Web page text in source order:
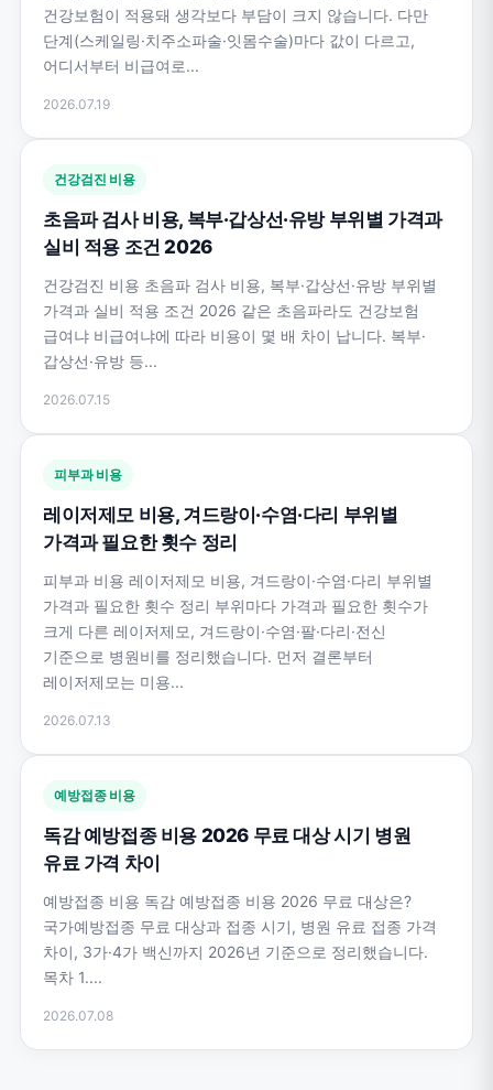
건강보험이 적용돼 생각보다 부담이 크지 않습니다. 다만
단계(스케일링·치주소파술·잇몸수술)마다 값이 다르고,
어디서부터 비급여로...
2026.07.19
건강검진 비용
초음파 검사 비용, 복부·갑상선·유방 부위별 가격과
실비 적용 조건 2026
건강검진 비용 초음파 검사 비용, 복부·갑상선·유방 부위별
가격과 실비 적용 조건 2026 같은 초음파라도 건강보험
급여냐 비급여냐에 따라 비용이 몇 배 차이 납니다. 복부·
갑상선·유방 등...
2026.07.15
피부과 비용
레이저제모 비용, 겨드랑이·수염·다리 부위별
가격과 필요한 횟수 정리
피부과 비용 레이저제모 비용, 겨드랑이·수염·다리 부위별
가격과 필요한 횟수 정리 부위마다 가격과 필요한 횟수가
크게 다른 레이저제모, 겨드랑이·수염·팔·다리·전신
기준으로 병원비를 정리했습니다. 먼저 결론부터
레이저제모는 미용...
2026.07.13
예방접종 비용
독감 예방접종 비용 2026 무료 대상 시기 병원
유료 가격 차이
예방접종 비용 독감 예방접종 비용 2026 무료 대상은?
국가예방접종 무료 대상과 접종 시기, 병원 유료 접종 가격
차이, 3가·4가 백신까지 2026년 기준으로 정리했습니다.
목차 1....
2026.07.08